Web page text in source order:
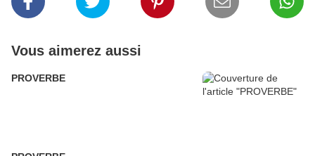
Vous aimerez aussi
PROVERBE